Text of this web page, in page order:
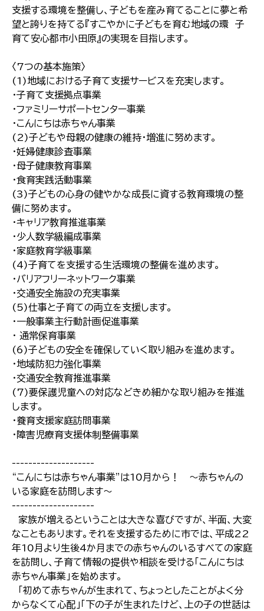
支援する環境を整備し、子どもを産み育てることに夢と希
望と誇りを持てる『すこやかに子どもを育む地域の環 子
育て安心都市小田原』の実現を目指します。
〈7つの基本施策〉
(1)地域における子育て支援サービスを充実します。
・子育て支援拠点事業
・ファミリーサポートセンター事業
・こんにちは赤ちゃん事業
(2)子どもや母親の健康の維持・増進に努めます。
・妊婦健康診査事業
・母子健康教育事業
・食育実践活動事業
(3)子どもの心身の健やかな成長に資する教育環境の整
備に努めます。
・キャリア教育推進事業
・少人数学級編成事業
・家庭教育学級事業
(4)子育てを支援する生活環境の整備を進めます。
・バリアフリーネットワーク事業
・交通安全施設の充実事業
(5)仕事と子育ての両立を支援します。
・一般事業主行動計画促進事業
・ 通常保育事業
(6)子どもの安全を確保していく取り組みを進めます。
・地域防犯力強化事業
・交通安全教育推進事業
(7)要保護児童への対応などきめ細かな取り組みを推進
します。
・養育支援家庭訪問事業
・障害児療育支援体制整備事業
--------------------
“こんにちは赤ちゃん事業”は10月から！ 〜赤ちゃんの
いる家庭を訪問します〜
--------------------
家族が増えるということは大きな喜びですが、半面、大変
なこともあります。それを支援するために市では、平成22
年10月より生後4か月までの赤ちゃんのいるすべての家庭
を訪問し、子育て情報の提供や相談を受ける「こんにちは
赤ちゃん事業」を始めます。
「初めて赤ちゃんが生まれて、ちょっとしたことがよく分
からなくて心配」「下の子が生まれたけど、上の子の世話は